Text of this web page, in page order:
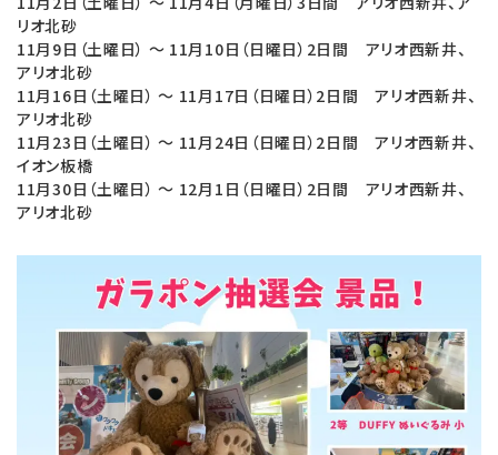
リオ北砂
11月9日（土曜日） ～ 11月10日（日曜日）2日間 アリオ西新井、
アリオ北砂
11月16日（土曜日） ～ 11月17日（日曜日）2日間 アリオ西新井、
アリオ北砂
11月23日（土曜日） ～ 11月24日（日曜日）2日間 アリオ西新井、
イオン板橋
11月30日（土曜日） ～ 12月1日（日曜日）2日間 アリオ西新井、
アリオ北砂